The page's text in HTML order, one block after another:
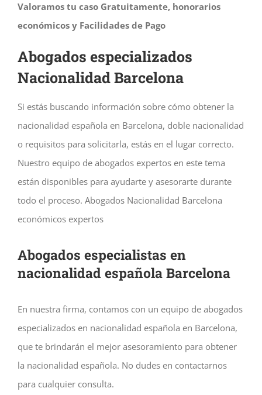
Valoramos tu caso Gratuitamente, honorarios
económicos y Facilidades de Pago
Abogados especializados
Nacionalidad Barcelona
Si estás buscando información sobre cómo obtener la
nacionalidad española en Barcelona, doble nacionalidad
o requisitos para solicitarla, estás en el lugar correcto.
Nuestro equipo de abogados expertos en este tema
están disponibles para ayudarte y asesorarte durante
todo el proceso. Abogados Nacionalidad Barcelona
económicos expertos
Abogados especialistas en
nacionalidad española Barcelona
En nuestra firma, contamos con un equipo de abogados
especializados en nacionalidad española en Barcelona,
que te brindarán el mejor asesoramiento para obtener
la nacionalidad española. No dudes en contactarnos
para cualquier consulta.